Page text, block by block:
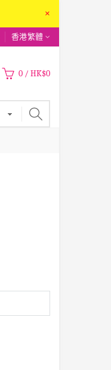
×
香港繁體
0 / HK$0